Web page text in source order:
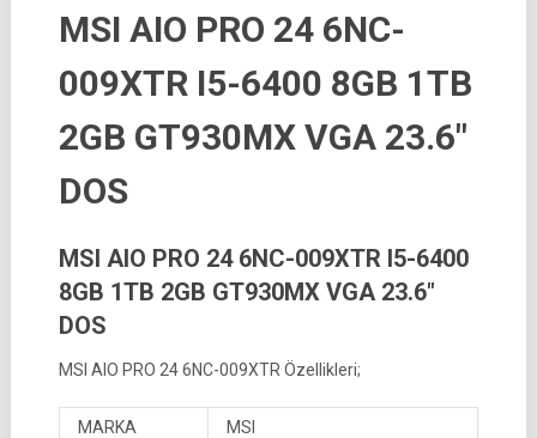
MSI AIO PRO 24 6NC-
009XTR I5-6400 8GB 1TB
2GB GT930MX VGA 23.6″
DOS
MSI AIO PRO 24 6NC-009XTR I5-6400
8GB 1TB 2GB GT930MX VGA 23.6″
DOS
MSI AIO PRO 24 6NC-009XTR Özellikleri;
MARKA MSI